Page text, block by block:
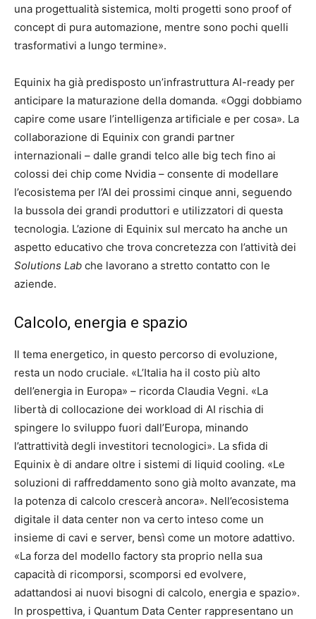
una progettualità sistemica, molti progetti sono proof of
concept di pura automazione, mentre sono pochi quelli
trasformativi a lungo termine».
Equinix ha già predisposto un’infrastruttura AI-ready per
anticipare la maturazione della domanda. «Oggi dobbiamo
capire come usare l’intelligenza artificiale e per cosa». La
collaborazione di Equinix con grandi partner
internazionali – dalle grandi telco alle big tech fino ai
colossi dei chip come Nvidia – consente di modellare
l’ecosistema per l’AI dei prossimi cinque anni, seguendo
la bussola dei grandi produttori e utilizzatori di questa
tecnologia. L’azione di Equinix sul mercato ha anche un
aspetto educativo che trova concretezza con l’attività dei
Solutions Lab che lavorano a stretto contatto con le
aziende.
Calcolo, energia e spazio
Il tema energetico, in questo percorso di evoluzione,
resta un nodo cruciale. «L’Italia ha il costo più alto
dell’energia in Europa» – ricorda Claudia Vegni. «La
libertà di collocazione dei workload di AI rischia di
spingere lo sviluppo fuori dall’Europa, minando
l’attrattività degli investitori tecnologici». La sfida di
Equinix è di andare oltre i sistemi di liquid cooling. «Le
soluzioni di raffreddamento sono già molto avanzate, ma
la potenza di calcolo crescerà ancora». Nell’ecosistema
digitale il data center non va certo inteso come un
insieme di cavi e server, bensì come un motore adattivo.
«La forza del modello factory sta proprio nella sua
capacità di ricomporsi, scomporsi ed evolvere,
adattandosi ai nuovi bisogni di calcolo, energia e spazio».
In prospettiva, i Quantum Data Center rappresentano un